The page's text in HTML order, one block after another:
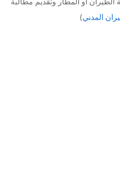
المدني)